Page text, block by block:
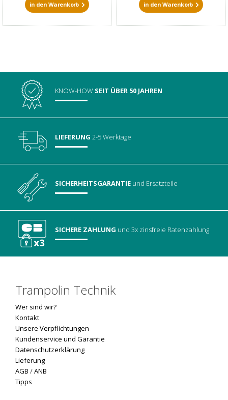
in den Warenkorb in den Warenkorb
KNOW-HOW SEIT ÜBER 50 JAHREN
LIEFERUNG 2-5 Werktage
SICHERHEITSGARANTIE und Ersatzteile
SICHERE ZAHLUNG und 3x zinsfreie Ratenzahlung
Trampolin Technik
Wer sind wir?
Kontakt
Unsere Verpflichtungen
Kundenservice und Garantie
Datenschutzerklärung
Lieferung
AGB /ANB
Tipps